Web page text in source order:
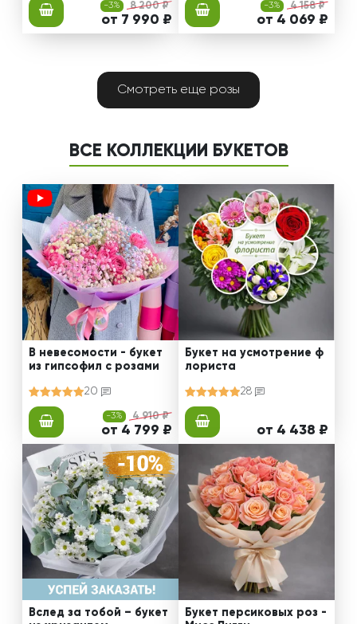
-3% 8 200 ₽
от 7 990 ₽
-3% 4 158 ₽
от 4 069 ₽
Смотреть еще розы
ВСЕ КОЛЛЕКЦИИ БУКЕТОВ
В невесомости - букет
из гипсофил с розами
20
-3% 4 910 ₽
от 4 799 ₽
Букет на усмотрение ф
лориста
28
от 4 438 ₽
Вслед за тобой – букет
Букет персиковых роз -